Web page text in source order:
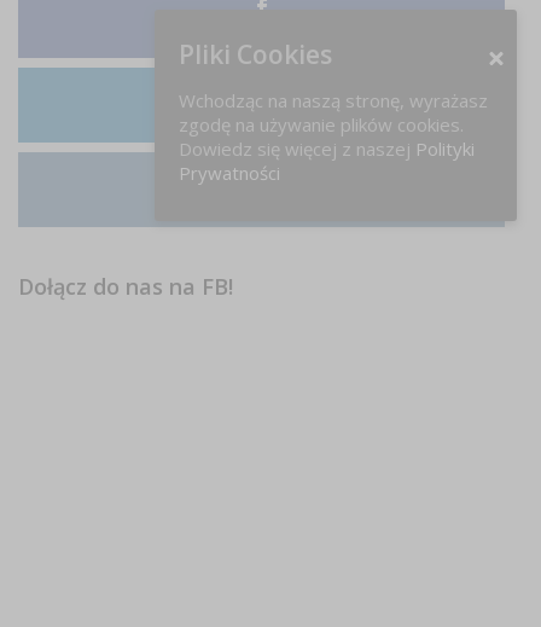
LinkedIn
Dołącz do nas na FB!
Pliki Cookies
Wchodząc na naszą stronę, wyrażasz
zgodę na używanie plików cookies.
Dowiedz się więcej z naszej Polityki
Prywatności